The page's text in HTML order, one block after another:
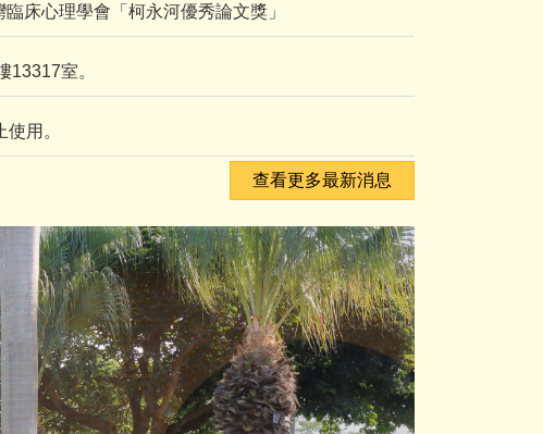
床心理學會「柯永河優秀論文獎」
13317室。
用。
查看更多最新消息